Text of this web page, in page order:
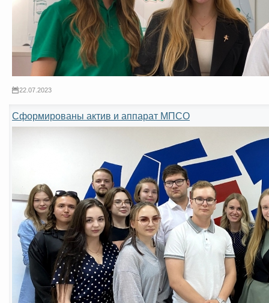
22.07.2023
Сформированы актив и аппарат МПСО